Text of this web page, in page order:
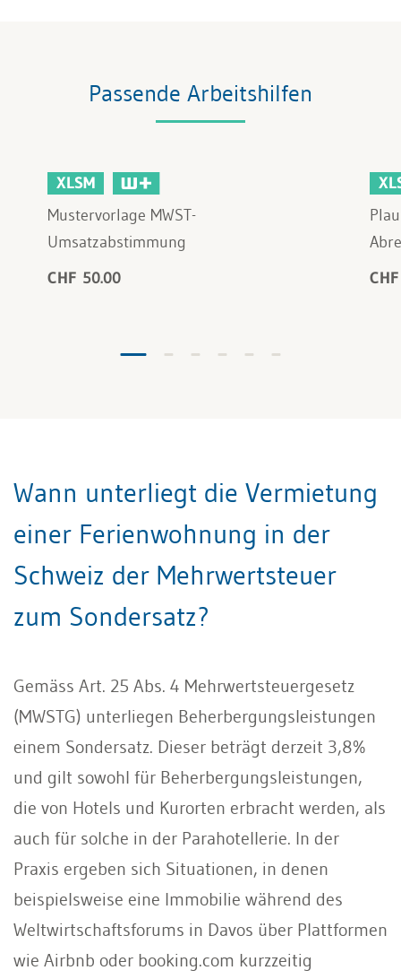
Passende Arbeitshilfen
XLSM
Mustervorlage MWST-
Umsatzabstimmung
CHF 50.00
Wann unterliegt die Vermietung
einer Ferienwohnung in der
Schweiz der Mehrwertsteuer
zum Sondersatz?
Gemäss Art. 25 Abs. 4 Mehrwertsteuergesetz
(MWSTG) unterliegen Beherbergungsleistungen
einem Sondersatz. Dieser beträgt derzeit 3,8%
und gilt sowohl für Beherbergungsleistungen,
die von Hotels und Kurorten erbracht werden, als
auch für solche in der Parahotellerie. In der
Praxis ergeben sich Situationen, in denen
beispielsweise eine Immobilie während des
Weltwirtschaftsforums in Davos über Plattformen
wie Airbnb oder booking.com kurzzeitig